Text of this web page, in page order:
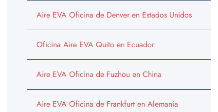
Aire EVA Oficina de Denver en Estados Unidos
Oficina Aire EVA Quito en Ecuador
Aire EVA Oficina de Fuzhou en China
Aire EVA Oficina de Frankfurt en Alemania